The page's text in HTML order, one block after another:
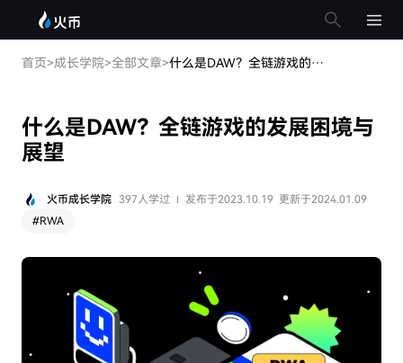
首页>成长学院>全部文章> 什么是DAW？全链游戏的发展困境与展望
什么是DAW？全链游戏的发展困境与
展望
火币成长学院 397人学过 发布于2023.10.19 更新于2024.01.09
#RWA